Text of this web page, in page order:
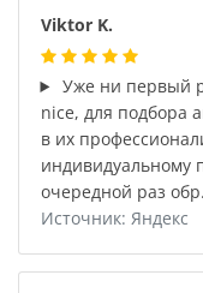
Viktor K.
Уже ни первый
nice, для подбора
в их
индивидуальному
очередной раз
Источник: Яндекс